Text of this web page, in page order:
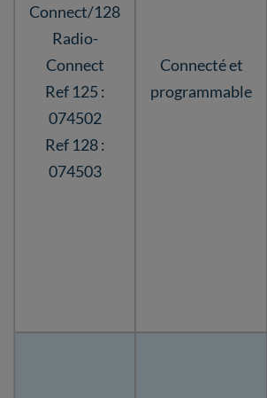
Connect/128
Radio-
Connect
Ref 125 :
074502
Ref 128 :
074503
Connecté et
programmable